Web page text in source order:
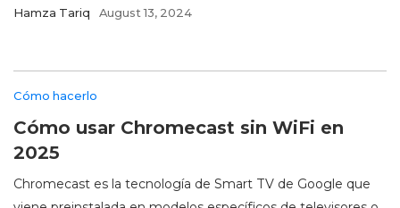
Hamza Tariq August 13, 2024
Cómo hacerlo
Cómo usar Chromecast sin WiFi en
2025
Chromecast es la tecnología de Smart TV de Google que